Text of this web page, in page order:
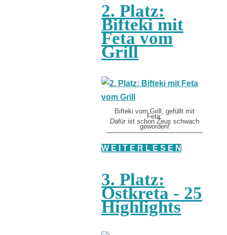
2. Platz:
Bifteki mit
Feta vom
Grill
Bifteki vom Grill, gefüllt mit
Feta:
Dafür ist schon Zeus schwach
geworden!
W E I T E R L E S E N
3. Platz:
Ostkreta - 25
Highlights